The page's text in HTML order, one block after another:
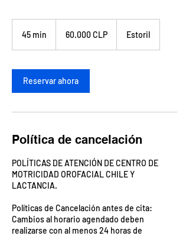
45 min
m
i
n
chilenos
60.000 CLP Estoril
Reservar ahora
Política de cancelación
POLÍTICAS DE ATENCIÓN DE CENTRO DE
MOTRICIDAD OROFACIAL CHILE Y
LACTANCIA.
Políticas de Cancelación antes de cita:
Cambios al horario agendado deben
realizarse con al menos 24 horas de